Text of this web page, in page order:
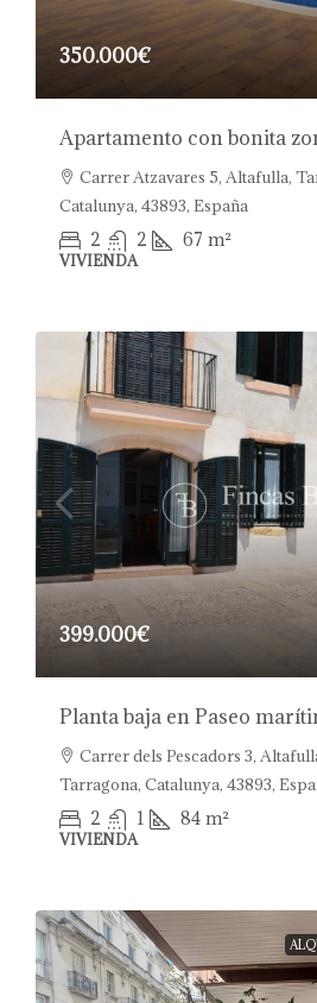
350.000€
Apartamento con bonita
Carrer Atzavares 5, Altafulla,
Catalunya, 43893, España
2 2 67 m²
VIVIENDA
399.000€
Planta baja en Paseo
Carrer dels Pescadors 3,
Tarragona, Catalunya, 43893,
2 1 84 m²
VIVIENDA